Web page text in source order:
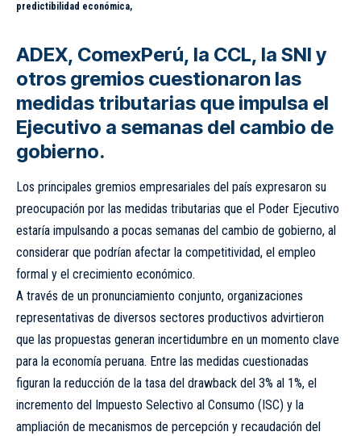
predictibilidad económica,
ADEX, ComexPerú, la CCL, la SNI y
otros gremios cuestionaron las
medidas tributarias que impulsa el
Ejecutivo a semanas del cambio de
gobierno.
Los principales gremios empresariales del país expresaron su
preocupación por las medidas tributarias que el Poder Ejecutivo
estaría impulsando a pocas semanas del cambio de gobierno, al
considerar que podrían afectar la competitividad, el empleo
formal y el crecimiento económico.
A través de un pronunciamiento conjunto, organizaciones
representativas de diversos sectores productivos advirtieron
que las propuestas generan incertidumbre en un momento clave
para la economía peruana. Entre las medidas cuestionadas
figuran la reducción de la tasa del drawback del 3% al 1%, el
incremento del Impuesto Selectivo al Consumo (ISC) y la
ampliación de mecanismos de percepción y recaudación del